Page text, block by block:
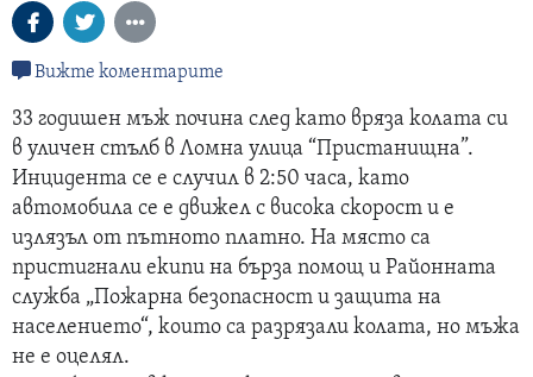
Вижте коментарите
33 годишен мъж почина след като вряза колата си
в уличен стълб в Ломна улица “Пристанищна”.
Инцидента се е случил в 2:50 часа, като
автомобила се е движел с висока скорост и е
излязъл от пътното платно. На място са
пристигнали екипи на бърза помощ и Районната
служба „Пожарна безопасност и защита на
населението“, които са разрязали колата, но мъжа
не е оцелял.